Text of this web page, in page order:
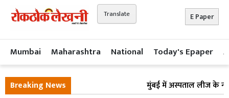
Translate E Paper
Mumbai Maharashtra National Today's Epaper
Breaking News मुंबई में अस्पताल लीज के